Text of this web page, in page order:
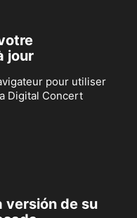
jour
pour utiliser
Digital Concert
versión de su